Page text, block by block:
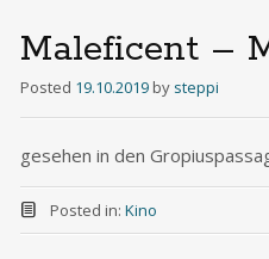
Maleficent –
Posted 19.10.2019 by steppi
gesehen in den
Posted in: Kino